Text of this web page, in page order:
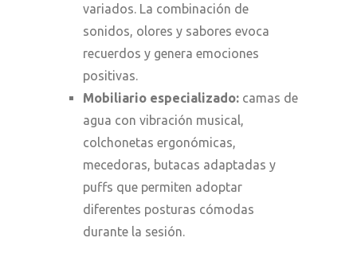
variados. La combinación de
sonidos, olores y sabores evoca
recuerdos y genera emociones
positivas.
Mobiliario especializado: camas de
agua con vibración musical,
colchonetas ergonómicas,
mecedoras, butacas adaptadas y
puffs que permiten adoptar
diferentes posturas cómodas
durante la sesión.